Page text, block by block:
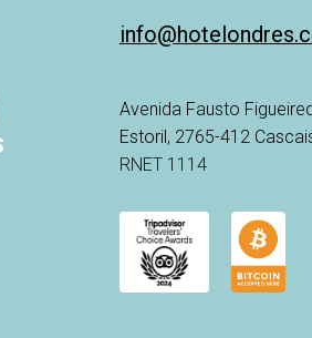
Avenida Fausto
Estoril, 2765-412
RNET 1114